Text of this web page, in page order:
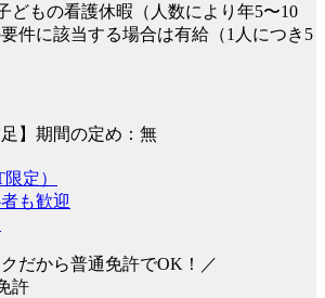
どもの看護休暇（人数により年5〜10
件に該当する場合は有給（1人につき5
足】期間の定め：無
定）
も歓迎
だから普通免許でOK！／
許